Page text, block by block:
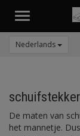
Toggle
Nederlands
De maten van
het mannetje.